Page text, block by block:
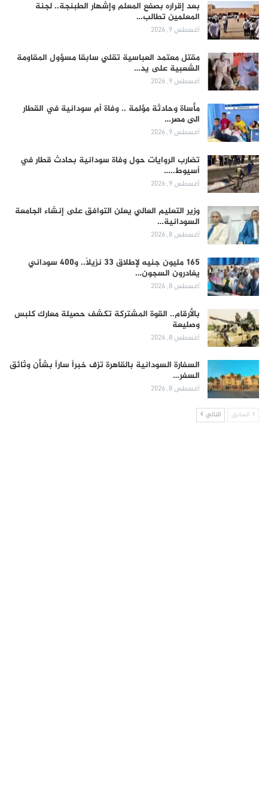
بعد إقراره بصفع المعلم وإشهار الطبنجة.. لجنة
المعلمين تطالب…
أغسطس 9, 2026
مقتل معتمد العباسية تقلي سابقا مسؤول المقاومة
الشعبية على يد…
أغسطس 9, 2026
مأساة وحادثة مؤلمة .. وفاة أم سودانية في القطار
الى مصر…
أغسطس 9, 2026
تضارب الروايات حول وفاة سودانية بحادث قطار في
أسيوط..…
أغسطس 9, 2026
وزير التعليم العالي يعلن التوافق على إنشاء الجامعة
السودانية…
أغسطس 8, 2026
165 مليون جنيه لإطلاق 33 نزيلاً.. و400 سوداني
يغادرون السجون…
أغسطس 8, 2026
بالأرقام.. القوة المشتركة تكشف حصيلة معارك كلبس
وصليعة
أغسطس 8, 2026
السفارة السودانية بالقاهرة تزف خبراً ساراً بشأن وثائق
السفر…
أغسطس 8, 2026
السابق التالي